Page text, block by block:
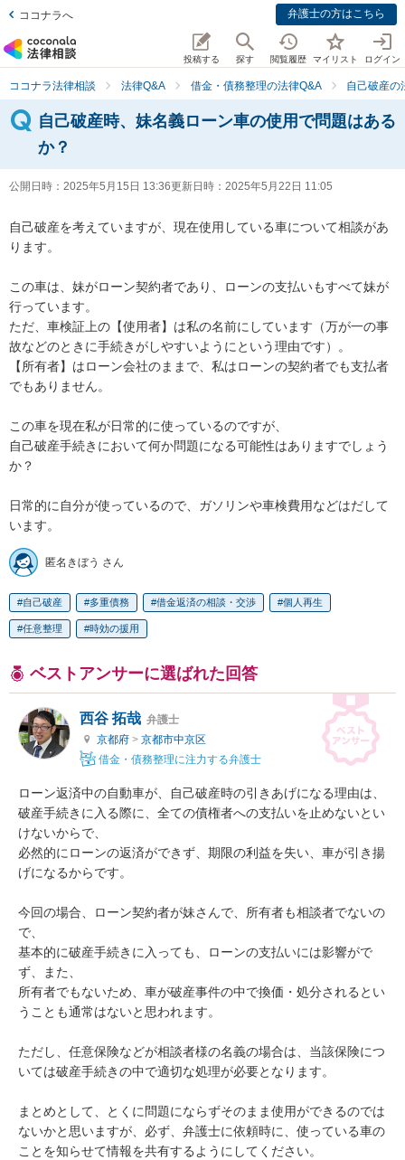
ココナラへ 弁護士の方はこちら
投稿する 探す 閲覧履歴 マイリスト ログイン
ココナラ法律相談 法律Q&A 借金・債務整理の法律Q&A 自己破産の
自己破産時、妹名義ローン車の使用で問題はある
か？
公開日時： 2025年5月15日 13:36更新日時： 2025年5月22日 11:05
自己破産を考えていますが、現在使用している車について相談があ
ります。
この車は、妹がローン契約者であり、ローンの支払いもすべて妹が
行っています。
ただ、車検証上の【使用者】は私の名前にしています（万が一の事
故などのときに手続きがしやすいようにという理由です）。
【所有者】はローン会社のままで、私はローンの契約者でも支払者
でもありません。
この車を現在私が日常的に使っているのですが、
自己破産手続きにおいて何か問題になる可能性はありますでしょう
か？
日常的に自分が使っているので、ガソリンや車検費用などはだして
います。
匿名きぼう さん
自己破産 多重債務 借金返済の相談・交渉 個人再生
任意整理 時効の援用
ベストアンサーに選ばれた回答
西谷 拓哉 弁護士
京都府 > 京都市中京区
借金・債務整理に注力する弁護士
ローン返済中の自動車が、自己破産時の引きあげになる理由は、
破産手続きに入る際に、全ての債権者への支払いを止めないとい
けないからで、
必然的にローンの返済ができず、期限の利益を失い、車が引き揚
げになるからです。
今回の場合、ローン契約者が妹さんで、所有者も相談者でないの
で、
基本的に破産手続きに入っても、ローンの支払いには影響がで
ず、また、
所有者でもないため、車が破産事件の中で換価・処分されるとい
うことも通常はないと思われます。
ただし、任意保険などが相談者様の名義の場合は、当該保険につ
いては破産手続きの中で適切な処理が必要となります。
まとめとして、とくに問題にならずそのまま使用ができるのでは
ないかと思いますが、必ず、弁護士に依頼時に、使っている車の
ことを知らせて情報を共有するようにしてください。